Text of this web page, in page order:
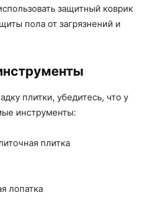
защитный коврик
пола от загрязнений и
плитки, убедитесь, что у
инструменты:
плитка
лопатка